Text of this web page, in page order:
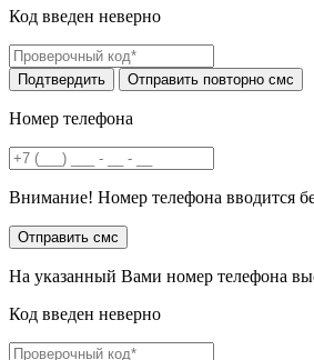
Код введен неверно
Номер телефона
Внимание! Номер телефона вводится
На указанный Вами номер телефона
Код введен неверно